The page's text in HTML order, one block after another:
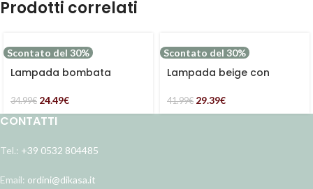
Prodotti correlati
Scontato del 30%
Lampada bombata
34.99€ 24.49€
Scontato del 30%
Lampada beige con
41.99€ 29.39€
CONTATTI
Tel.: +39 0532 804485
Email: ordini@dikasa.it